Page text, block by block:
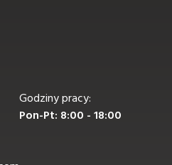
Godziny pracy:
Pon-Pt: 8:00 - 18:00